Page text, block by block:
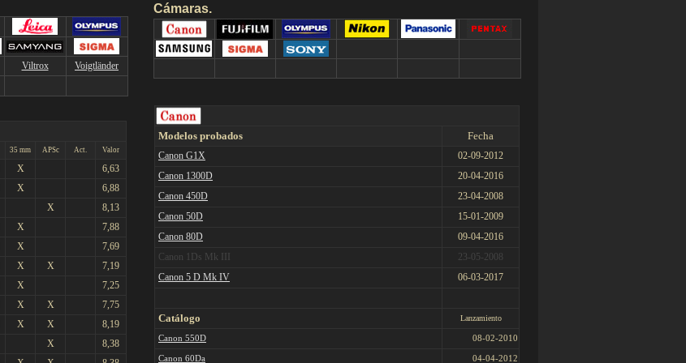
Viltrox Voigtländer
35 mm APSc Act. Valor
X
6,63
X
6,88
X
8,13
X
7,88
X
7,69
X X
7,19
X
7,25
X X
7,75
X X
8,19
X
8,38
Cámaras.
Modelos probados Fecha
Canon G1X
02-09-2012
Canon 1300D
20-04-2016
Canon 450D
23-04-2008
Canon 50D
15-01-2009
Canon 80D
09-04-2016
Canon 1Ds Mk III
23-05-2008
Canon 5 D Mk IV 06-03-2017
Catálogo Lanzamiento
Canon 550D 08-02-2010
Canon 60Da 04-04-2012